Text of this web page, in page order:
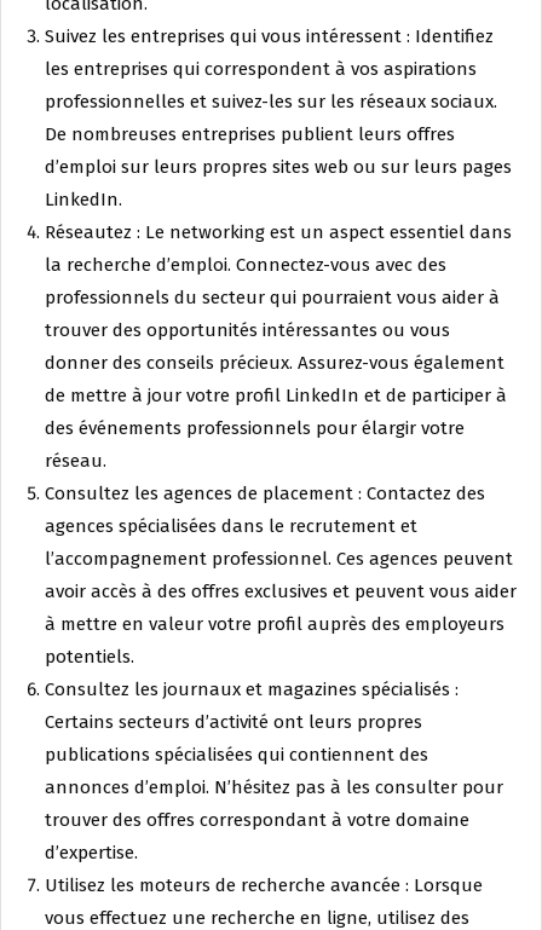
Suivez les entreprises qui vous intéressent : Identifiez
les entreprises qui correspondent à vos aspirations
professionnelles et suivez-les sur les réseaux sociaux.
De nombreuses entreprises publient leurs offres
d’emploi sur leurs propres sites web ou sur leurs pages
LinkedIn.
Réseautez : Le networking est un aspect essentiel dans
la recherche d’emploi. Connectez-vous avec des
professionnels du secteur qui pourraient vous aider à
trouver des opportunités intéressantes ou vous
donner des conseils précieux. Assurez-vous également
de mettre à jour votre profil LinkedIn et de participer à
des événements professionnels pour élargir votre
réseau.
Consultez les agences de placement : Contactez des
agences spécialisées dans le recrutement et
l’accompagnement professionnel. Ces agences peuvent
avoir accès à des offres exclusives et peuvent vous aider
à mettre en valeur votre profil auprès des employeurs
potentiels.
Consultez les journaux et magazines spécialisés :
Certains secteurs d’activité ont leurs propres
publications spécialisées qui contiennent des
annonces d’emploi. N’hésitez pas à les consulter pour
trouver des offres correspondant à votre domaine
d’expertise.
Utilisez les moteurs de recherche avancée : Lorsque
vous effectuez une recherche en ligne, utilisez des